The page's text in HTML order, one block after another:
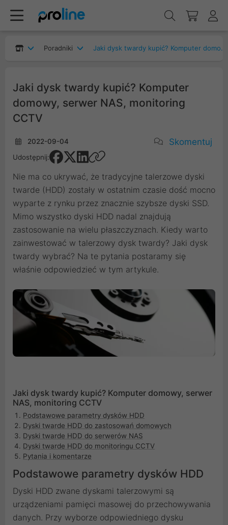
Poradniki Jaki dysk twardy kupić? Komputer domowy, serwer NAS, monitoring CCTV
Jaki dysk twardy kupić? Komputer
domowy, serwer NAS, monitoring
CCTV
2022-09-04 Skomentuj
Udostępnij:
Nie ma co ukrywać, że tradycyjne talerzowe dyski
twarde (HDD) zostały w ostatnim czasie dość mocno
wyparte z rynku przez znacznie szybsze dyski SSD.
Mimo wszystko dyski HDD nadal znajdują
zastosowanie na wielu płaszczyznach. Kiedy warto
zainwestować w talerzowy dysk twardy? Jaki dysk
twardy wybrać? Na te pytania postaramy się
właśnie odpowiedzieć w tym artykule.
Jaki dysk twardy kupić? Komputer domowy, serwer
NAS, monitoring CCTV
Podstawowe parametry dysków HDD
Dyski twarde HDD do zastosowań domowych
Dyski twarde HDD do serwerów NAS
Dyski twarde HDD do monitoringu CCTV
Pytania i komentarze
Podstawowe parametry dysków HDD
Dyski HDD zwane dyskami talerzowymi są
urządzeniami pamięci masowej do przechowywania
danych. Przy wyborze odpowiedniego dysku